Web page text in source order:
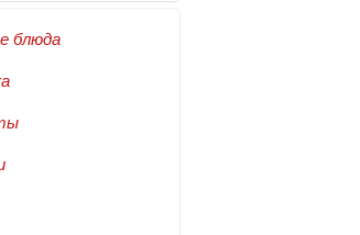
блюда